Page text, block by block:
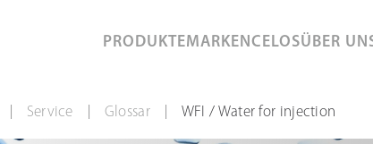
PRODUKTEMARKENCELOSÜBER
Service Glossar WFI / Water for injection